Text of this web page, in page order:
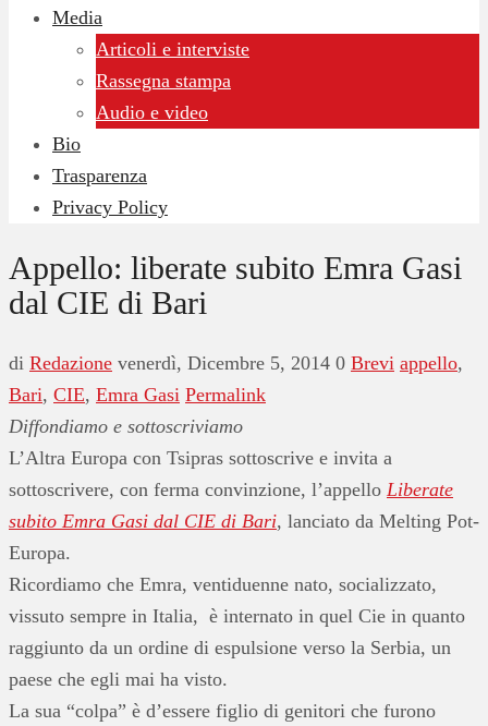
Media
Articoli e interviste
Rassegna stampa
Audio e video
Bio
Trasparenza
Privacy Policy
Appello: liberate subito Emra Gasi
dal CIE di Bari
di Redazione venerdì, Dicembre 5, 2014 0 Brevi appello,
Bari, CIE, Emra Gasi Permalink
Diffondiamo e sottoscriviamo
L’Altra Europa con Tsipras sottoscrive e invita a
sottoscrivere, con ferma convinzione, l’appello Liberate
subito Emra Gasi dal CIE di Bari, lanciato da Melting Pot-
Europa.
Ricordiamo che Emra, ventiduenne nato, socializzato,
vissuto sempre in Italia, è internato in quel Cie in quanto
raggiunto da un ordine di espulsione verso la Serbia, un
paese che egli mai ha visto.
La sua “colpa” è d’essere figlio di genitori che furono